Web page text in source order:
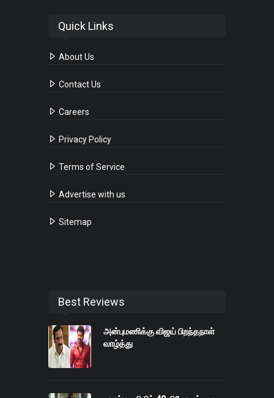
Quick Links
About Us
Contact Us
Careers
Privacy Policy
Terms of Service
Advertise with us
Sitemap
Best Reviews
அன்புமணிக்கு விஜய் பிறந்தநாள்
வாழ்த்து